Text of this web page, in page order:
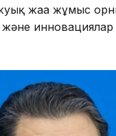
жаңа жұмыс
инновациялар